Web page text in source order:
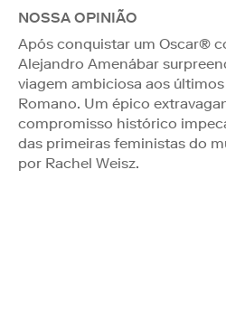
NOSSA OPINIÃO
Após conquistar um Oscar®
Alejandro Amenábar
viagem ambiciosa aos
Romano. Um épico
compromisso histórico
das primeiras feministas do
por Rachel Weisz.